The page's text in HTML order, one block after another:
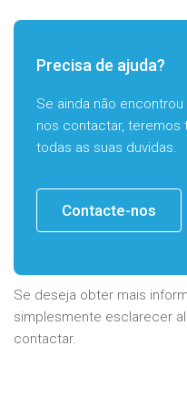
Precisa de ajuda?
Se ainda não
nos contactar,
todas as suas duvidas.
Contacte-nos
Se deseja obter mais
simplesmente esclarecer
contactar.